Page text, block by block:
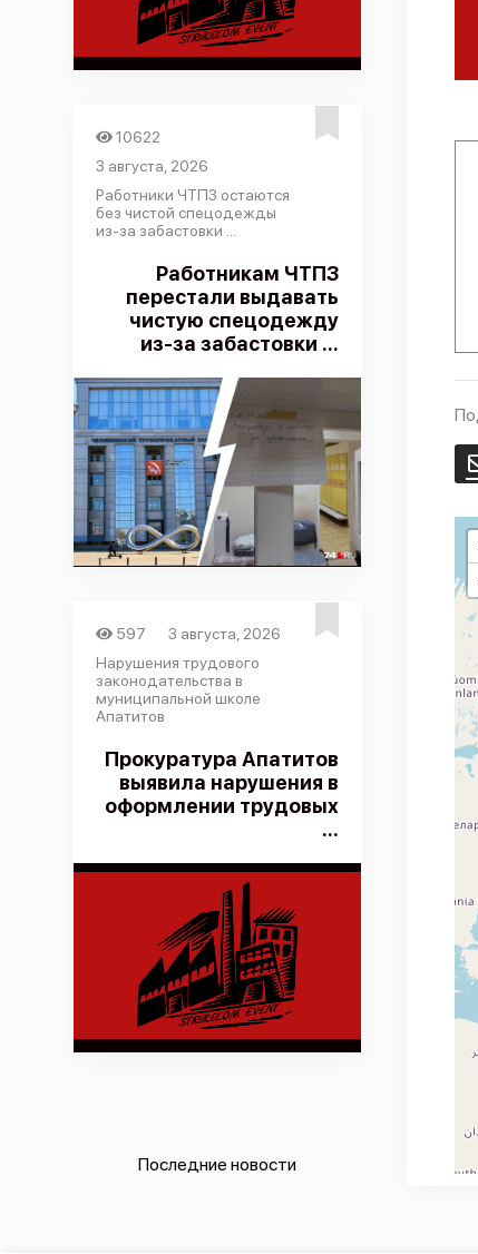
10622
3 августа, 2026
Работники ЧТПЗ остаются
без чистой спецодежды
из-за забастовки ...
Работникам ЧТПЗ
перестали выдавать
чистую спецодежду
из-за забастовки ...
597
3 августа, 2026
Нарушения трудового
законодательства в
муниципальной школе
Апатитов
Прокуратура Апатитов
выявила нарушения в
оформлении трудовых
...
Последние новости